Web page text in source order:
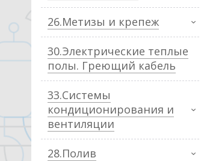
26.Метизы и крепеж
30.Электрические теплые
полы. Греющий кабель
33.Системы
кондиционирования и
вентиляции
28.Полив